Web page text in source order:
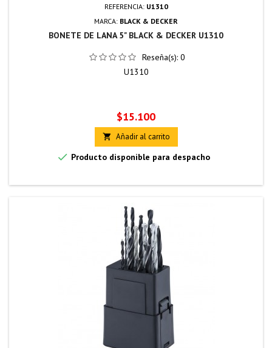
REFERENCIA: U1310
MARCA: BLACK & DECKER
BONETE DE LANA 5" BLACK & DECKER U1310
Reseña(s): 0
U1310
Precio
$15.100
 Añadir al carrito
 Producto disponible para despacho